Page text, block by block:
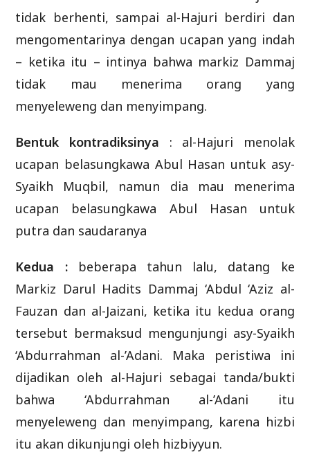
tidak berhenti, sampai al-Hajuri berdiri dan
mengomentarinya dengan ucapan yang indah
– ketika itu – intinya bahwa markiz Dammaj
tidak mau menerima orang yang
menyeleweng dan menyimpang.
Bentuk kontradiksinya : al-Hajuri menolak
ucapan belasungkawa Abul Hasan untuk asy-
Syaikh Muqbil, namun dia mau menerima
ucapan belasungkawa Abul Hasan untuk
putra dan saudaranya
Kedua : beberapa tahun lalu, datang ke
Markiz Darul Hadits Dammaj ‘Abdul ‘Aziz al-
Fauzan dan al-Jaizani, ketika itu kedua orang
tersebut bermaksud mengunjungi asy-Syaikh
‘Abdurrahman al-’Adani. Maka peristiwa ini
dijadikan oleh al-Hajuri sebagai tanda/bukti
bahwa ‘Abdurrahman al-’Adani itu
menyeleweng dan menyimpang, karena hizbi
itu akan dikunjungi oleh hizbiyyun.